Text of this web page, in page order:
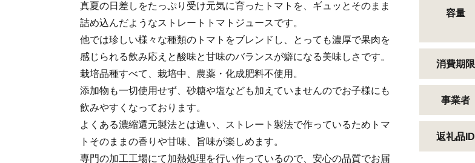
真夏の日差しをたっぷり受け元気に育ったトマトを、ギュッとそのまま
詰め込んだようなストレートトマトジュースです。
他では珍しい様々な種類のトマトをブレンドし、とっても濃厚で果肉を
感じられる飲み応えと酸味と甘味のバランスが癖になる美味しさです。
栽培品種すべて、栽培中、農薬・化成肥料不使用。
添加物も一切使用せず、砂糖や塩なども加えていませんのでお子様にも
飲みやすくなっております。
よくある濃縮還元製法とは違い、ストレート製法で作っているためトマ
トそのままの香りや甘味、旨味が楽しめます。
専門の加工工場にて加熱処理を行い作っているので、安心の品質でお届
容量
消費期限
事業者
返礼品ID